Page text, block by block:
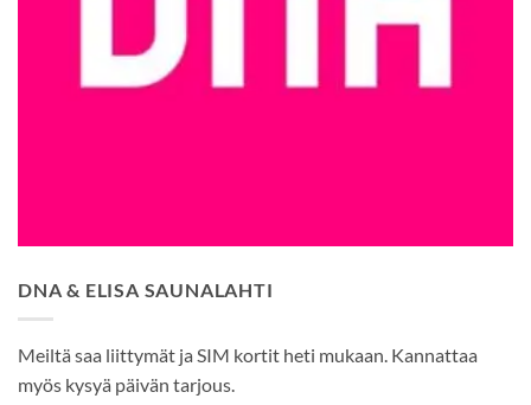
DNA & ELISA SAUNALAHTI
Meiltä saa liittymät ja SIM kortit heti mukaan. Kannattaa
myös kysyä päivän tarjous.